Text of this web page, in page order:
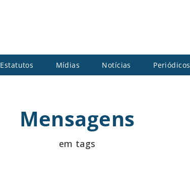
Estatutos Mídias Notícias Periódicos
Mensagens
em tags